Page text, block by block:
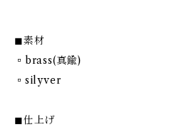
◼︎素材
▫︎brass(真鍮)
▫︎silyver
◼︎仕上げ